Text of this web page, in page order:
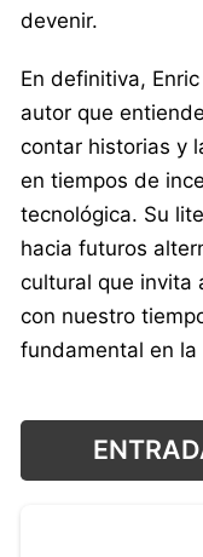
devenir.
En definitiva,
autor que
contar historias y
en tiempos de
tecnológica. Su
hacia futuros
cultural que invita
con nuestro
fundamental en